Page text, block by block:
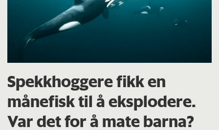
Spekkhoggere fikk en
månefisk til å eksplodere.
Var det for å mate barna?